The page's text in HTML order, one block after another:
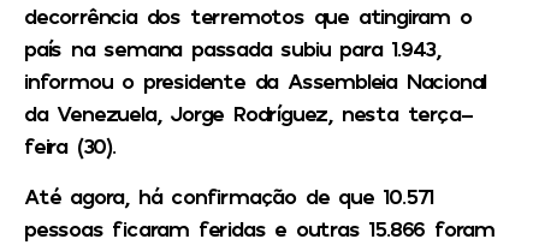
decorrência dos terremotos que atingiram o
país na semana passada subiu para 1.943,
informou o presidente da Assembleia Nacional
da Venezuela, Jorge Rodríguez, nesta terça-
feira (30).
Até agora, há confirmação de que 10.571
pessoas ficaram feridas e outras 15.866 foram